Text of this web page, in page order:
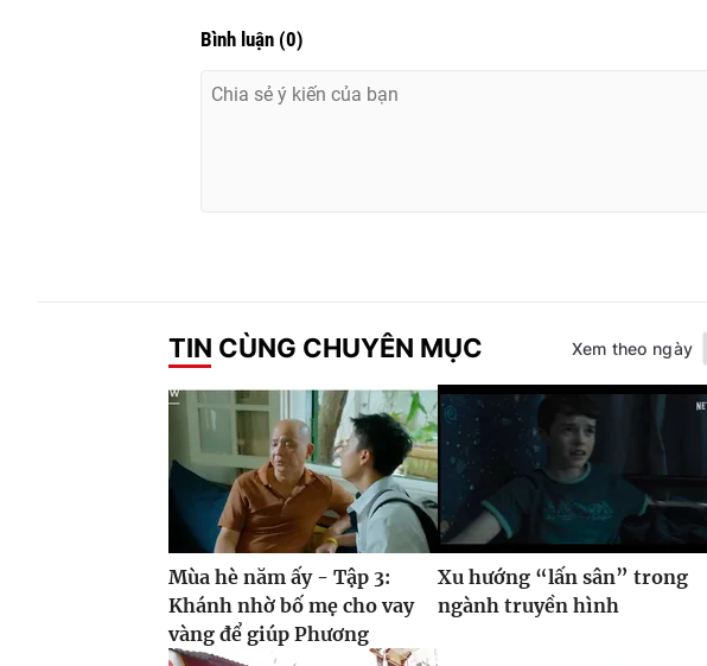
Bình luận (0)
TIN CÙNG CHUYÊN MỤC Xem theo ngày
Mùa hè năm ấy - Tập 3:
Khánh nhờ bố mẹ cho vay
vàng để giúp Phương
Xu hướng “lấn sân” trong
ngành truyền hình